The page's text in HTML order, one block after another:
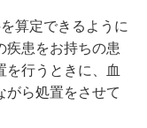
算定できるように
疾患をお持ちの患
を行うときに、血
がら処置をさせて